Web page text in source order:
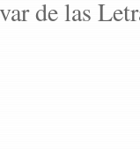
de las